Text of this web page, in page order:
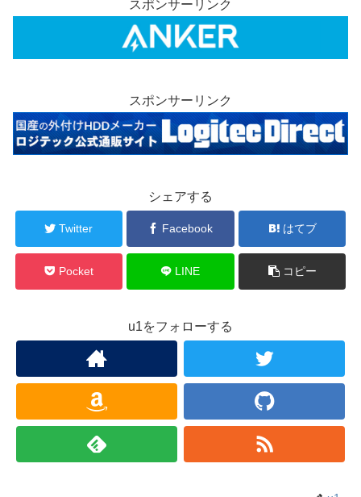
スポンサーリンク
スポンサーリンク
シェアする
Twitter Facebook はてブ
Pocket LINE コピー
u1をフォローする